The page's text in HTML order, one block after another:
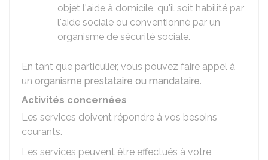
objet l'aide à domicile, qu'il soit habilité par
l'aide sociale ou conventionné par un
organisme de sécurité sociale.
En tant que particulier, vous pouvez faire appel à
un organisme prestataire ou mandataire.
Activités concernées
Les services doivent répondre à vos besoins
courants.
Les services peuvent être effectués à votre